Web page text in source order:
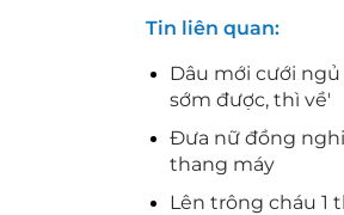
Tin liên quan
Dâu mới cưới
sớm được, thì về'
Đưa nữ đồng
thang máy
Lên trông cháu 1